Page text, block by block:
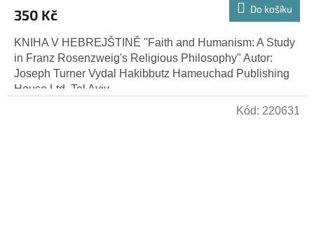
350 Kč Do košíku
KNIHA V HEBREJŠTINĚ "Faith and Humanism: A Study
in Franz Rosenzweig's Religious Philosophy" Autor:
Joseph Turner Vydal Hakibbutz Hameuchad Publishing
House Ltd. Tel Aviv,...
Kód: 220631